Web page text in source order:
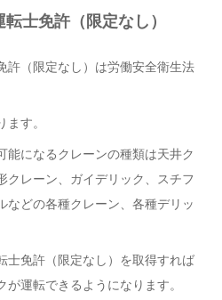
士免許（限定なし）
許（限定なし）は労働安全衛生法
す。
能になるクレーンの種類は天井ク
クレーン、ガイデリック、スチフ
などの各種クレーン、各種デリッ
士免許（限定なし）を取得すれば
運転できるようになります。